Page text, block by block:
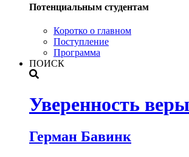
Потенциальным студентам
Коротко о главном
Поступление
Программа
ПОИСК
Уверенность веры
Герман Бавинк